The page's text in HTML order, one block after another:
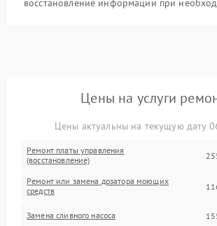
восстановление информации при
Цены на услуги
Цены актуальны на текущую дату
Ремонт платы управления
(восстановление)
Ремонт или замена дозатора моющих
средств
Замена сливного насоса